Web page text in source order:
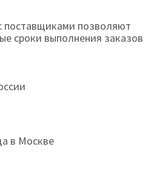
поставщиками позволяют
сроки выполнения заказов
в Москве